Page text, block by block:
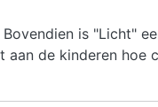
is "Licht"
aan de kinderen hoe